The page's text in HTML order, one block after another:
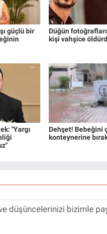
güçlü bir
Düğün
kişi vahşice
"Yargı
Dehşet! Bebeğini
konteynerine